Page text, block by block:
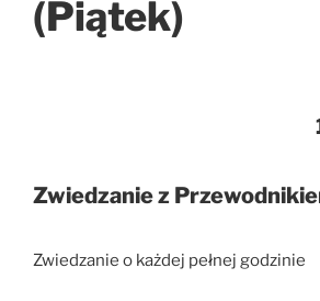
(Piątek)
Zwiedzanie z
Zwiedzanie o każdej pełnej godzinie